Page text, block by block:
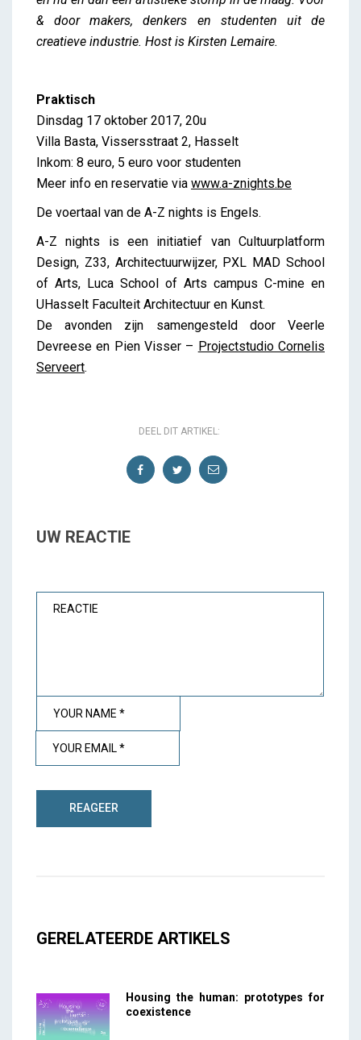
& doormakers, denkers en studenten uit de
creatieve industrie. Host is Kirsten Lemaire.
Praktisch
Dinsdag 17 oktober 2017, 20u
Villa Basta, Vissersstraat 2, Hasselt
Inkom: 8 euro, 5 euro voor studenten
Meer info en reservatie via www.a-znights.be
De voertaal van de A-Z nights is Engels.
A-Z nights is een initiatief van Cultuurplatform
Design, Z33, Architectuurwijzer, PXL MAD School
of Arts, Luca School of Arts campus C-mine en
UHasselt Faculteit Architectuur en Kunst.
De avonden zijn samengesteld door Veerle
Devreese en Pien Visser – Projectstudio Cornelis
Serveert.
DEEL DIT ARTIKEL:
UW REACTIE
GERELATEERDE ARTIKELS
Housing the human: prototypes for
coexistence